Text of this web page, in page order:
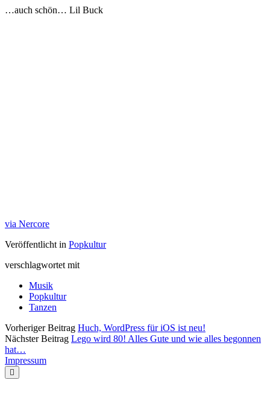
…auch schön… Lil Buck
via Nercore
Veröffentlicht in Popkultur
verschlagwortet mit
Musik
Popkultur
Tanzen
Vorheriger Beitrag Huch, WordPress für iOS ist neu!
Nächster Beitrag Lego wird 80! Alles Gute und wie alles begonnen
hat…
Impressum
Nach
oben